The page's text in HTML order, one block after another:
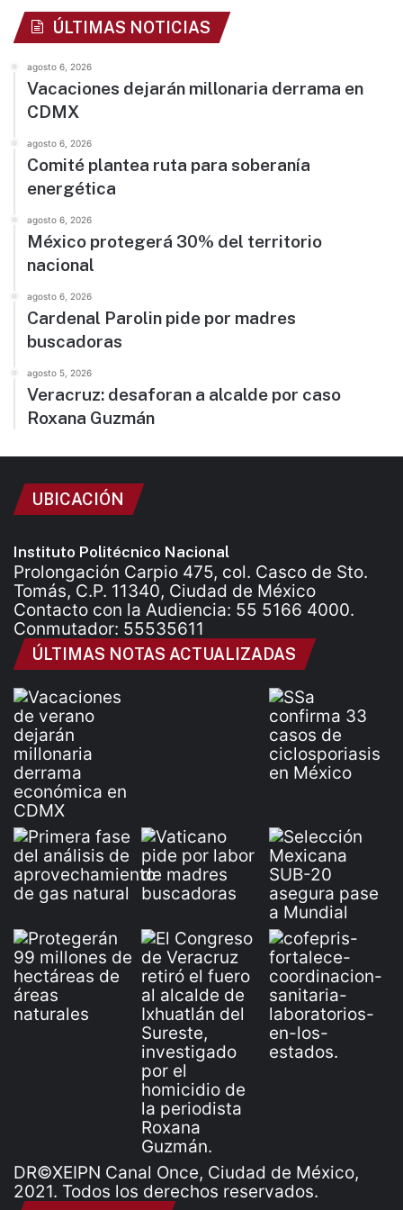
ÚLTIMAS NOTICIAS
agosto 6, 2026
Vacaciones dejarán millonaria derrama en
CDMX
agosto 6, 2026
Comité plantea ruta para soberanía
energética
agosto 6, 2026
México protegerá 30% del territorio
nacional
agosto 6, 2026
Cardenal Parolin pide por madres
buscadoras
agosto 5, 2026
Veracruz: desaforan a alcalde por caso
Roxana Guzmán
UBICACIÓN
Instituto Politécnico Nacional
Prolongación Carpio 475, col. Casco de Sto.
Tomás, C.P. 11340, Ciudad de México
Contacto con la Audiencia: 55 5166 4000.
Conmutador: 55535611
ÚLTIMAS NOTAS ACTUALIZADAS
DR©XEIPN Canal Once, Ciudad de México,
2021. Todos los derechos reservados.